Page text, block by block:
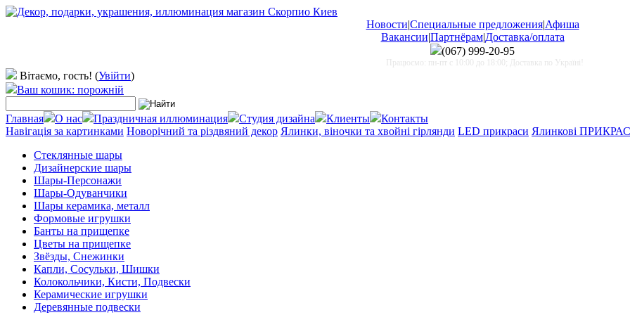
Новости|Специальные предложения|Афиша
Вакансии|Партнёрам|Доставка/оплата
(067) 999-20-95
Працюємо: пн-пт с 10:00 до 18:00; Доставка по Україні!
Вітаємо, гость! (Увійти)
Ваш кошик: порожній
Главная О нас Праздничная иллюминация Студия дизайна Клиенты
Контакты
Навігація за картинками Новорічний та різдвяний декор Ялинки, віночки та хвойні гірлянди LED прикраси Ялинкові
Стеклянные шары
Дизайнерские шары
Шары-Персонажи
Шары-Одуванчики
Шары керамика, металл
Формовые игрушки
Банты на прищепке
Цветы на прищепке
Звёзды, Снежинки
Капли, Сосульки, Шишки
Колокольчики, Кисти, Подвески
Керамические игрушки
Деревянные подвески